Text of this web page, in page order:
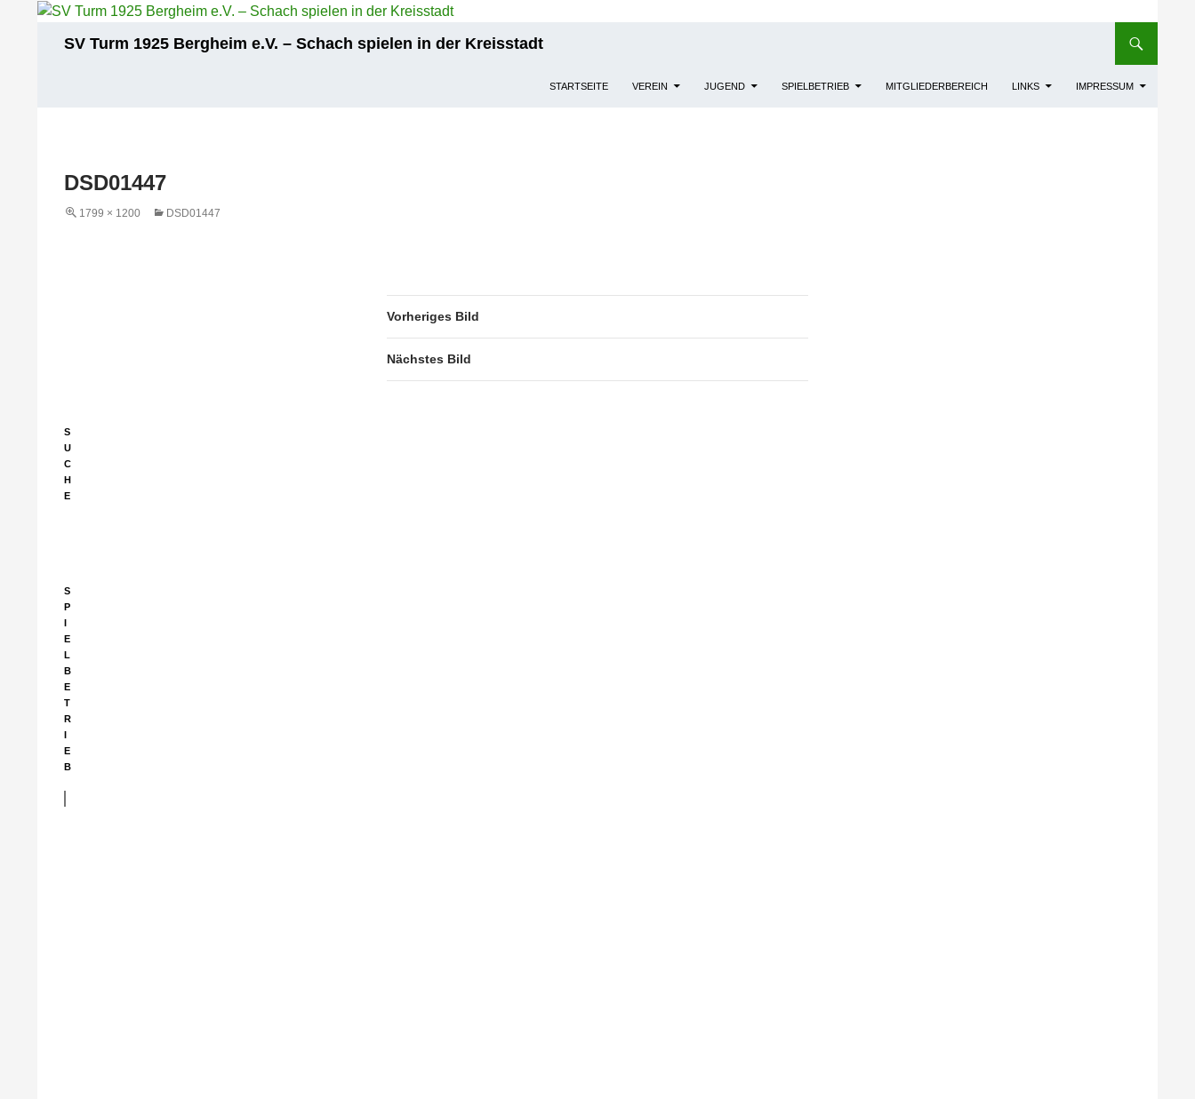
SV Turm 1925 Bergheim e.V. – Schach spielen in der Kreisstadt
STARTSEITE VEREIN JUGEND SPIELBETRIEB MITGLIEDERBEREICH LINKS IMPRESSUM
DSD01447
1799 × 1200 DSD01447
Vorheriges Bild
Nächstes Bild
S
U
C
H
E
S
P
I
E
L
B
E
T
R
I
E
B